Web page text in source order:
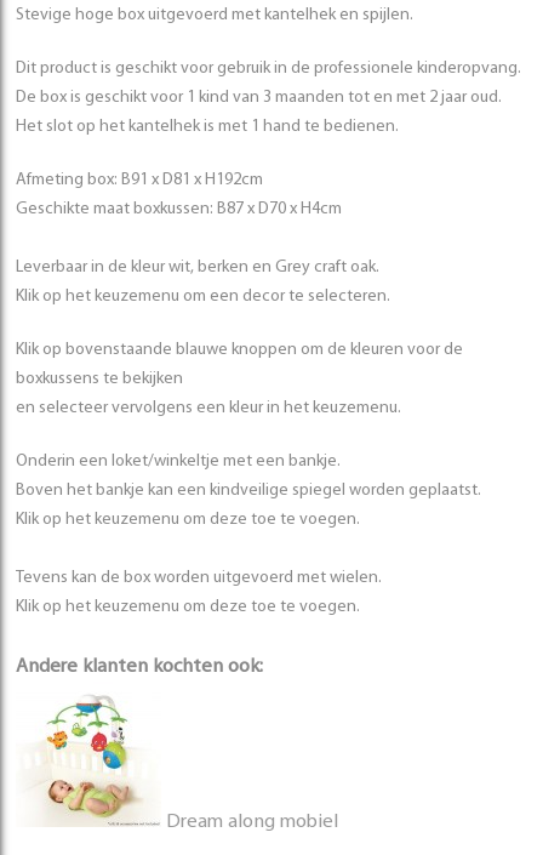
Stevige hoge box uitgevoerd met kantelhek en spijlen.
Dit product is geschikt voor gebruik in de professionele kinderopvang.
De box is geschikt voor 1 kind van 3 maanden tot en met 2 jaar oud.
Het slot op het kantelhek is met 1 hand te bedienen.
Afmeting box: B91 x D81 x H192cm
Geschikte maat boxkussen: B87 x D70 x H4cm
Leverbaar in de kleur wit, berken en Grey craft oak.
Klik op het keuzemenu om een decor te selecteren.
Klik op bovenstaande blauwe knoppen om de kleuren voor de
boxkussens te bekijken
en selecteer vervolgens een kleur in het keuzemenu.
Onderin een loket/winkeltje met een bankje.
Boven het bankje kan een kindveilige spiegel worden geplaatst.
Klik op het keuzemenu om deze toe te voegen.
Tevens kan de box worden uitgevoerd met wielen.
Klik op het keuzemenu om deze toe te voegen.
Andere klanten kochten ook:
Dream along mobiel